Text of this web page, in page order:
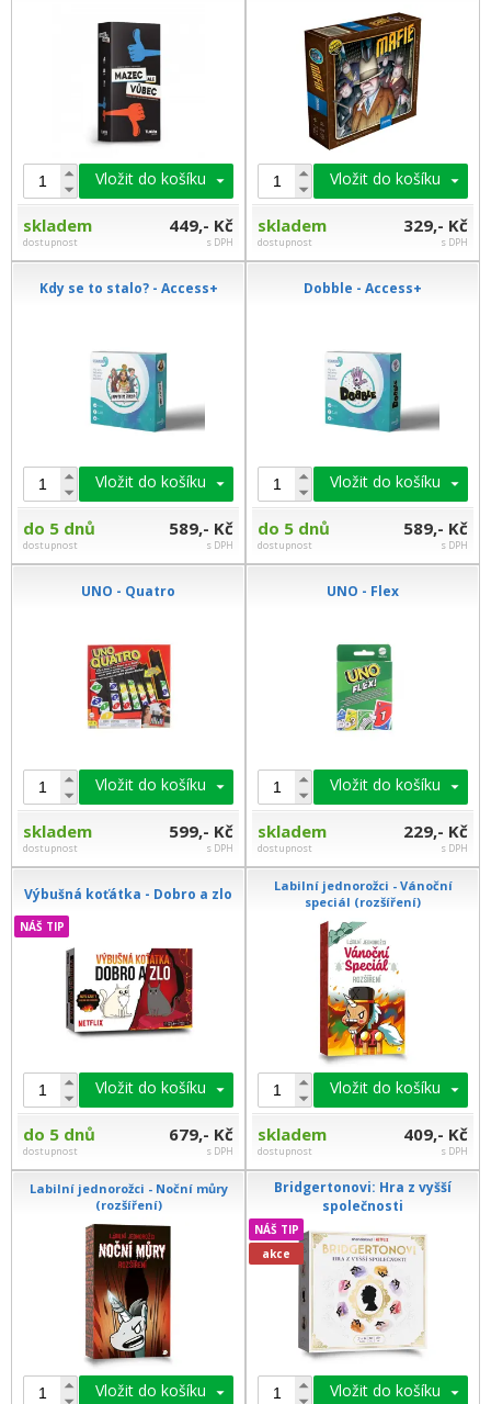
Vložit do košíku
skladem
dostupnost
449,- Kč
s DPH
Vložit do košíku
skladem
dostupnost
329,- Kč
s DPH
Kdy se to stalo? - Access+
Vložit do košíku
do 5 dnů
dostupnost
589,- Kč
s DPH
Dobble - Access+
Vložit do košíku
do 5 dnů
dostupnost
589,- Kč
s DPH
UNO - Quatro
Vložit do košíku
skladem
dostupnost
599,- Kč
s DPH
UNO - Flex
Vložit do košíku
skladem
dostupnost
229,- Kč
s DPH
Výbušná koťátka - Dobro a zlo
NÁŠ TIP
Vložit do košíku
do 5 dnů
dostupnost
679,- Kč
s DPH
Labilní jednorožci - Vánoční
speciál (rozšíření)
Vložit do košíku
skladem
dostupnost
409,- Kč
s DPH
Labilní jednorožci - Noční můry
(rozšíření)
Vložit do košíku
Bridgertonovi: Hra z vyšší
společnosti
NÁŠ TIP
akce
Vložit do košíku